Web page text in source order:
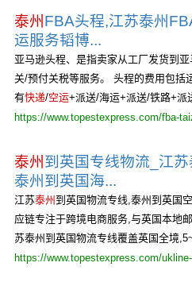
泰州 FBA头程,江苏泰州
运服务韬博...
亚马逊头程、是指卖家从工厂发货到
关/预付关税等服务。 头程的费用包括
有快递/空运+派送/海运+派送/铁路+派
https://www.topestexpress.com/fba-
泰州 到英国专线物流_江苏
泰州到英国海...
江苏泰州 到英国物流专线,泰州到英国
应链专注于跨境电商服务,与英国本地
苏泰州到英国物流专线覆盖英国全境
https://www.topestexpress.com/